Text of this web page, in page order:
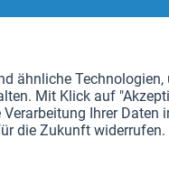
ähnliche
Mit Klick auf
Ihrer Daten
die Zukunft